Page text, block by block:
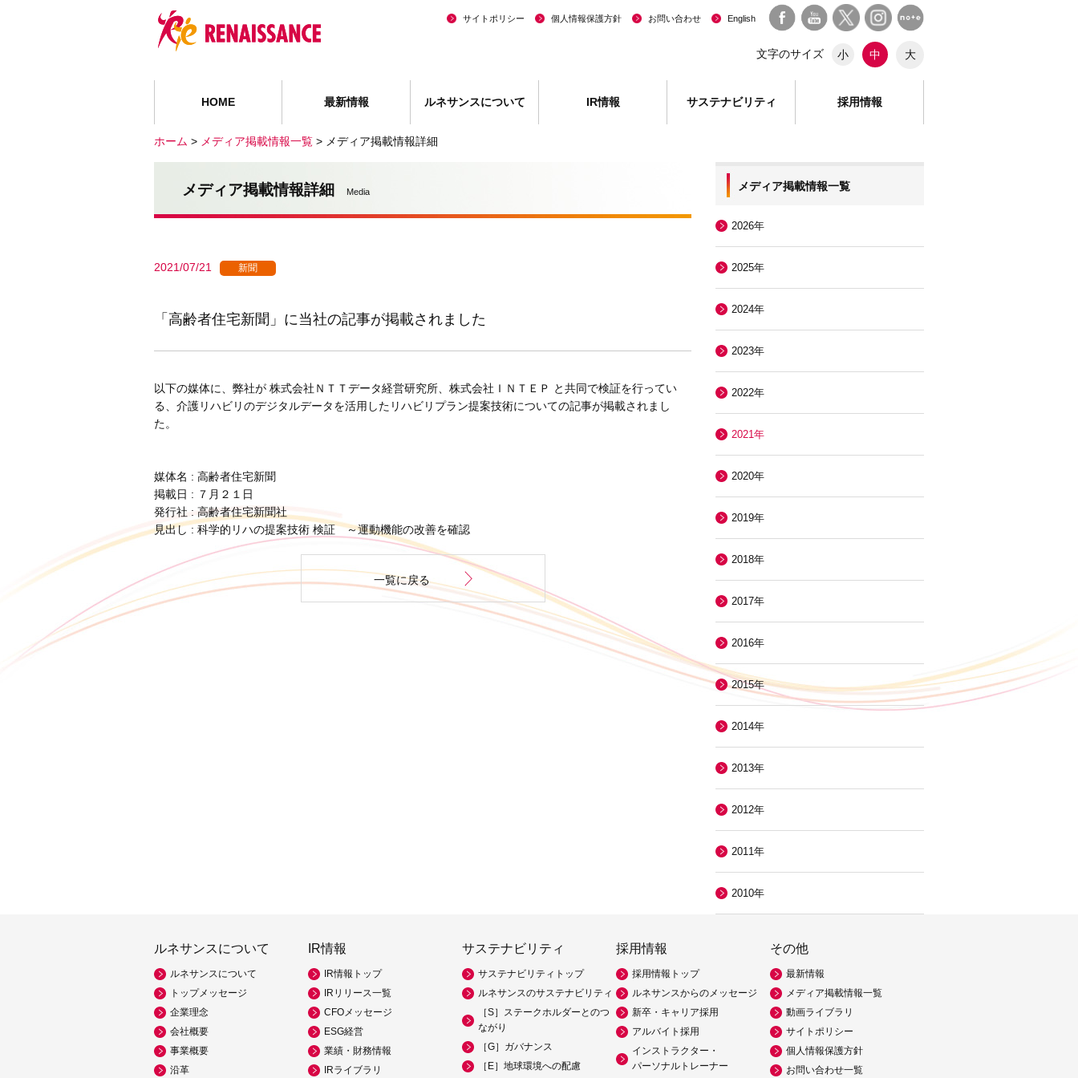
HOME 最新情報 ルネサンスについて IR情報 サステナビリティ 採用情報
サイトポリシー 個人情報保護方針 お問い合わせ English
文字のサイズ 小 中 大
ホーム > メディア掲載情報一覧 > メディア掲載情報詳細
メディア掲載情報詳細 Media
2021/07/21 新聞
「高齢者住宅新聞」に当社の記事が掲載されました
以下の媒体に、弊社が 株式会社ＮＴＴデータ経営研究所、株式会社ＩＮＴＥＰ と共同で検証を行ってい
る、介護リハビリのデジタルデータを活用したリハビリプラン提案技術についての記事が掲載されまし
た。
媒体名 : 高齢者住宅新聞
掲載日 : ７月２１日
発行社 : 高齢者住宅新聞社
見出し : 科学的リハの提案技術 検証 ～運動機能の改善を確認
一覧に戻る
メディア掲載情報一覧
2026年
2025年
2024年
2023年
2022年
2021年
2020年
2019年
2018年
2017年
2016年
2015年
2014年
2013年
2012年
2011年
2010年
ルネサンスについて
ルネサンスについて
トップメッセージ
企業理念
会社概要
事業概要
沿革
IR情報
IR情報トップ
IRリリース一覧
CFOメッセージ
ESG経営
業績・財務情報
IRライブラリ
サステナビリティ
サステナビリティトップ
ルネサンスのサステナビリティ
［S］ステークホルダーとのつ
ながり
［G］ガバナンス
［E］地球環境への配慮
採用情報
採用情報トップ
ルネサンスからのメッセージ
新卒・キャリア採用
アルバイト採用
インストラクター・
パーソナルトレーナー
その他
最新情報
メディア掲載情報一覧
動画ライブラリ
サイトポリシー
個人情報保護方針
お問い合わせ一覧